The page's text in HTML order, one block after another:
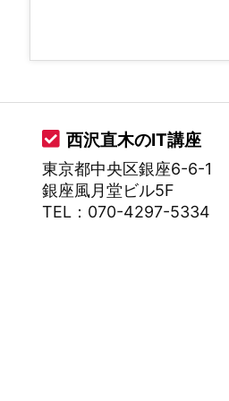
西沢直木のIT講座
東京都中央区銀座6-6-1
銀座風月堂ビル5F
TEL：070-4297-5334